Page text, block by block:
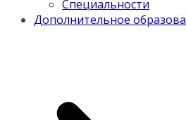
Специальности
Дополнительное